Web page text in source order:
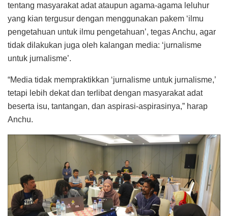
tentang masyarakat adat ataupun agama-agama leluhur
yang kian tergusur dengan menggunakan pakem ‘ilmu
pengetahuan untuk ilmu pengetahuan’, tegas Anchu, agar
tidak dilakukan juga oleh kalangan media: ‘jurnalisme
untuk jurnalisme’.
“Media tidak mempraktikkan ‘jurnalisme untuk jurnalisme,’
tetapi lebih dekat dan terlibat dengan masyarakat adat
beserta isu, tantangan, dan aspirasi-aspirasinya,” harap
Anchu.